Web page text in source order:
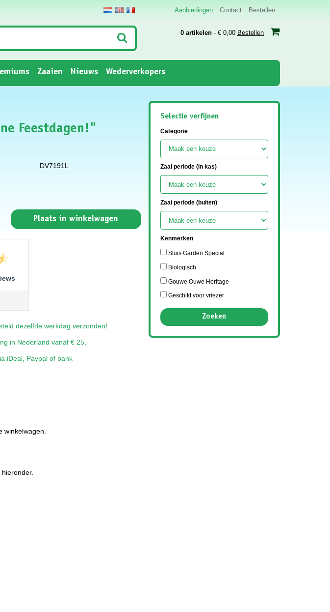
Aanbiedingen Contact Bestellen
0 artikelen - € 0,00 Bestellen
Zaaien Nieuws Wederverkopers
Feestdagen!"
DV7191L
Plaats in winkelwagen
dezelfde werkdag verzonden!
in Nederland vanaf € 25,-
iDeal, Paypal of bank
winkelwagen.
hieronder.
Selectie verfijnen
Categorie
Zaai periode (in kas)
Zaai periode (buiten)
Kenmerken
Sluis Garden Special
Biologisch
Gouwe Ouwe Heritage
Geschikt voor vriezer